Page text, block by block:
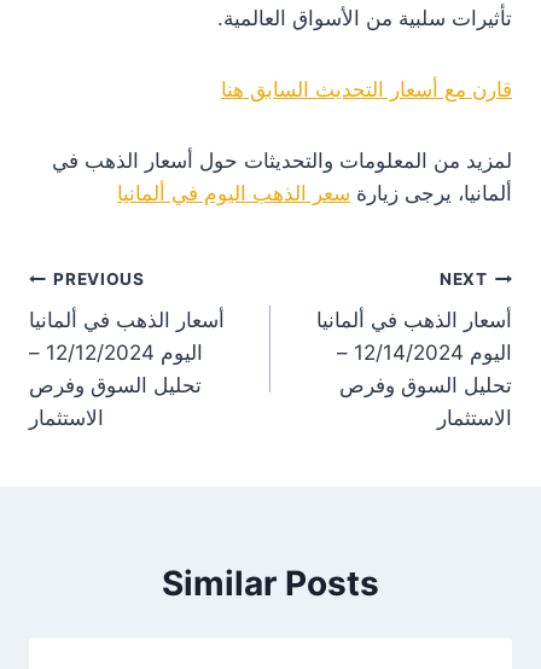
تأثيرات سلبية من الأسواق العالمية.
قارن مع أسعار التحديث السابق هنا
لمزيد من المعلومات والتحديثات حول أسعار الذهب في
ألمانيا، يرجى زيارة سعر الذهب اليوم في ألمانيا
PREVIOUS
أسعار الذهب في ألمانيا
اليوم 12/12/2024 –
تحليل السوق وفرص
الاستثمار
NEXT
أسعار الذهب في ألمانيا
اليوم 12/14/2024 –
تحليل السوق وفرص
الاستثمار
Similar Posts